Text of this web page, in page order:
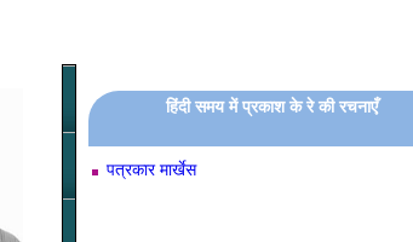
हिंदी समय में प्रकाश के रे की रचनाएँ
पत्रकार मार्खेस